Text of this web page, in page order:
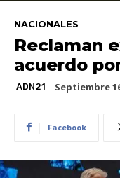
NACIONALES
Reclaman
acuerdo
ADN21 Septiembre
Facebook